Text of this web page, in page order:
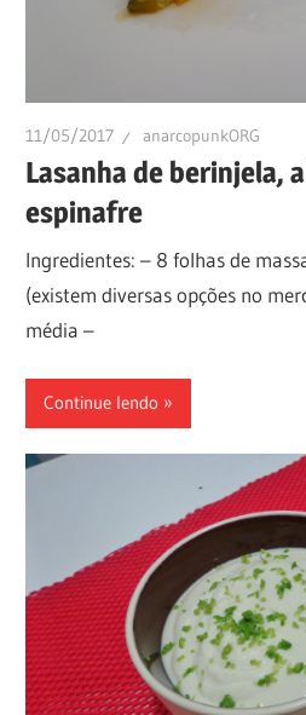
11/05/2017 anarcopunkORG
Lasanha de berinjela,
espinafre
Ingredientes: – 8 folhas de
(existem diversas opções no
média –
Continue lendo